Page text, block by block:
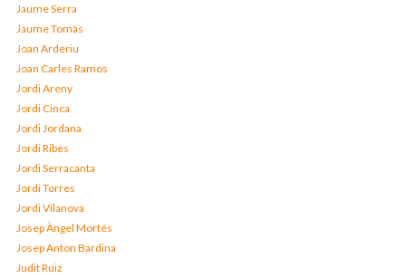
Jaume Serra
Jaume Tomàs
Joan Arderiu
Joan Carles Ramos
Jordi Areny
Jordi Cinca
Jordi Jordana
Jordi Ribes
Jordi Serracanta
Jordi Torres
Jordi Vilanova
Josep Àngel Mortés
Josep Anton Bardina
Judit Ruiz